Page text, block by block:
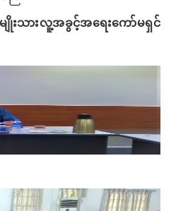
မျိုးသားလူ့အခွင့်အရေးကော်မရှင်